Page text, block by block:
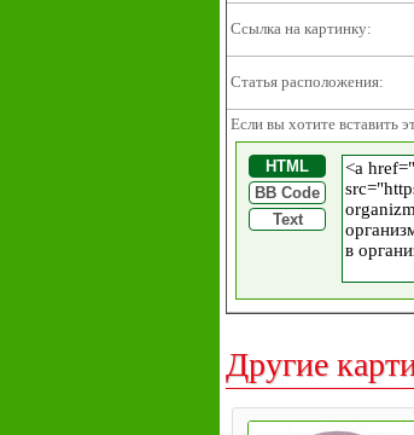
Ссылка на картинку:
Статья расположения:
Если вы хотите вставить
HTML
BB Code
Text
Другие